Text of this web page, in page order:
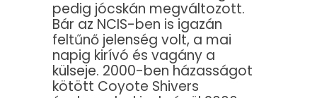
pedig jócskán megváltozott.
Bár az NCIS-ben is igazán
feltűnő jelenség volt, a mai
napig kirívó és vagány a
külseje. 2000-ben házasságot
kötött Coyote Shivers